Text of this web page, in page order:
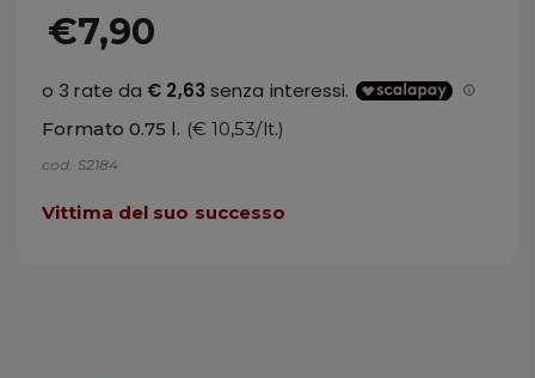
€7,90
Formato 0.75 l. (€ 10,53/lt.)
cod. S2184
Vittima del suo successo